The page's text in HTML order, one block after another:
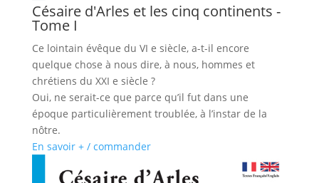
Césaire d'Arles et les cinq continents -
Tome I
Ce lointain évêque du VI e siècle, a-t-il encore
quelque chose à nous dire, à nous, hommes et
chrétiens du XXI e siècle ?
Oui, ne serait-ce que parce qu’il fut dans une
époque particulièrement troublée, à l’instar de la
nôtre.
En savoir + / commander